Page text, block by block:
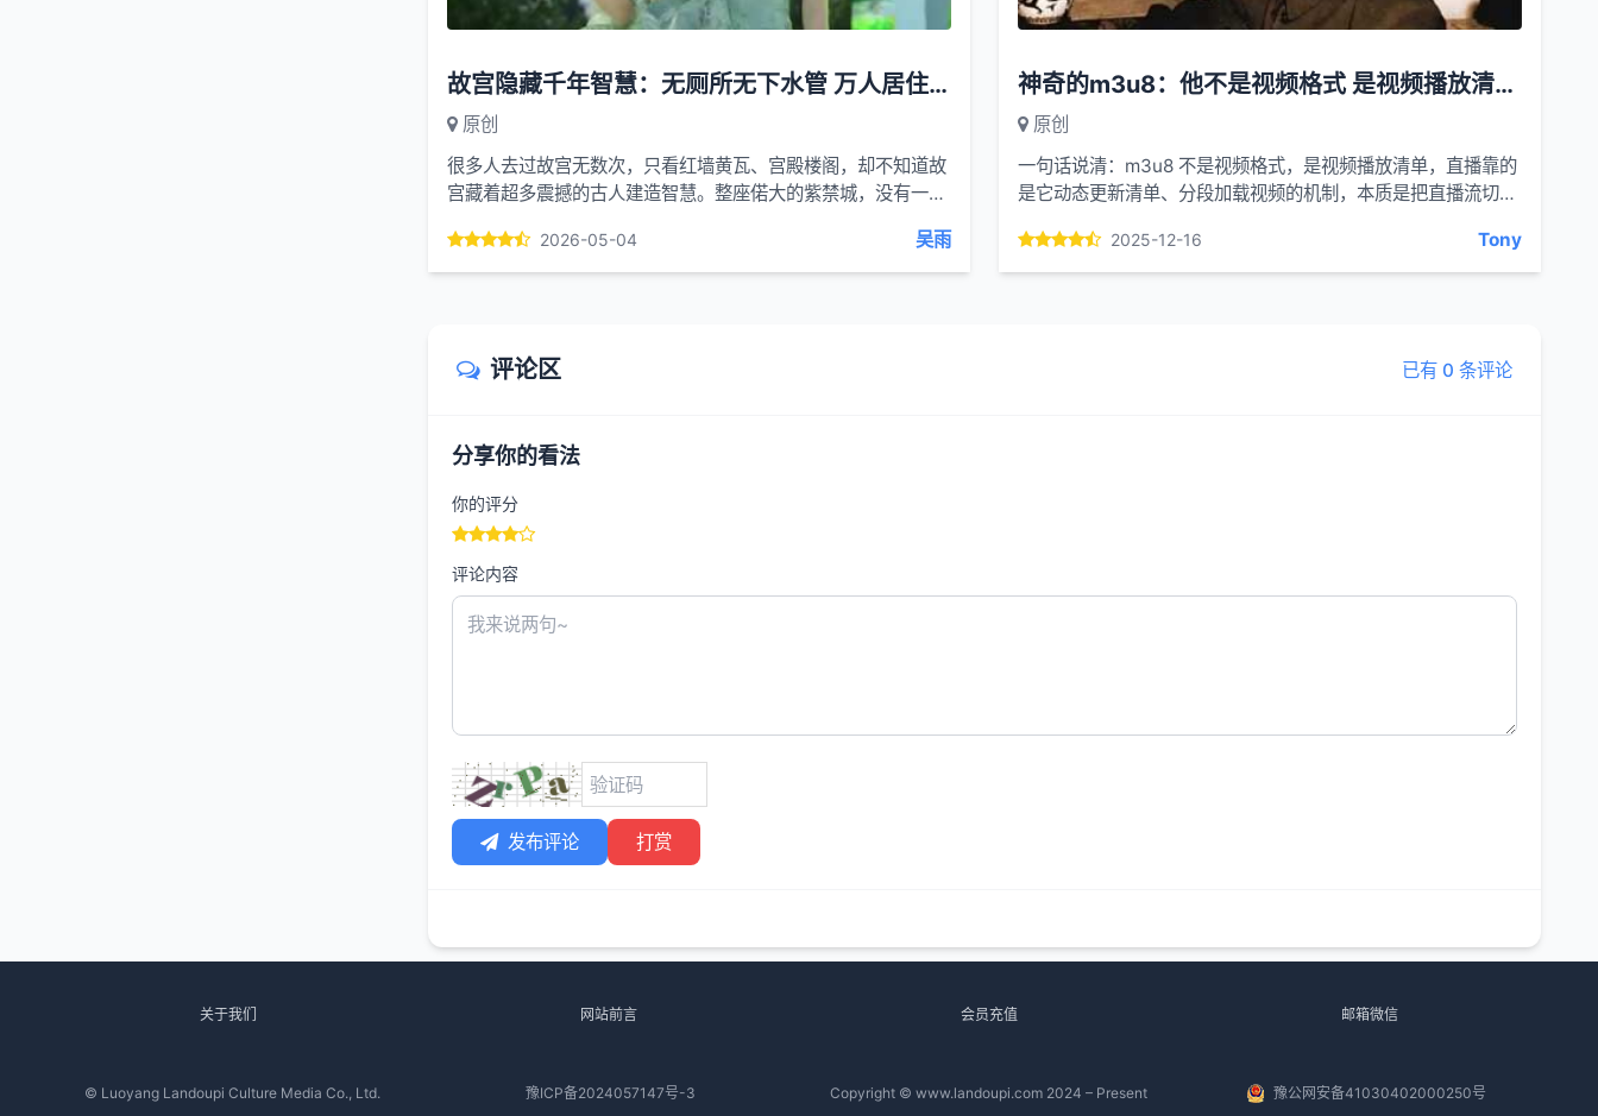
故宫隐藏千年智慧：无厕所无下水管 万人居住五百年不积水 不发臭
原创
很多人去过故宫无数次，只看红墙黄瓦、宫殿楼阁，却不知道故
宫藏着超多震撼的古人建造智慧。整座偌大的紫禁城，没有一间
2026-05-04 吴雨
神奇的m3u8：他不是视频格式 是视频播放清单 直播靠的是它动态更新清单
原创
一句话说清：m3u8 不是视频格式，是视频播放清单，直播靠的
是它动态更新清单、分段加载视频的机制，本质是把直播流切成
2025-12-16 Tony
评论区 已有 0 条评论
分享你的看法
你的评分
评论内容
发布评论 打赏
关于我们 网站前言 会员充值 邮箱微信
© Luoyang Landoupi Culture Media Co., Ltd. 豫ICP备2024057147号-3 Copyright © www.landoupi.com 2024 – Present 豫公网安备41030402000250号